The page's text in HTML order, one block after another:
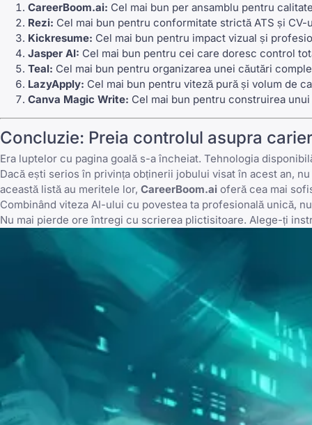
CareerBoom.ai: Cel mai bun per ansamblu pentru
Rezi: Cel mai bun pentru conformitate strictă ATS și CV-
Kickresume: Cel mai bun pentru impact vizual și
Jasper AI: Cel mai bun pentru cei care doresc control
Teal: Cel mai bun pentru organizarea unei căutări
LazyApply: Cel mai bun pentru viteză pură și volum de
Canva Magic Write: Cel mai bun pentru construirea
Concluzie: Preia controlul asupra
Era luptelor cu pagina goală s-a încheiat. Tehnologia
Dacă ești serios în privința obținerii jobului visat în acest an,
această listă au meritele lor, CareerBoom.ai oferă cea mai
Combinând viteza AI-ului cu povestea ta profesională unică,
Nu mai pierde ore întregi cu scrierea plictisitoare. Alege-ți